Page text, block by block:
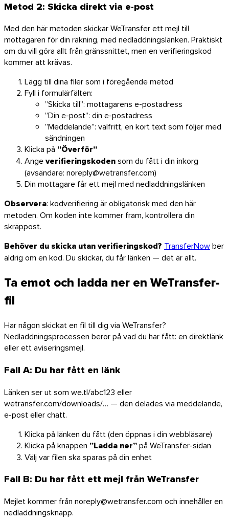
Android
Chrome & Gmail
Metod 2: Skicka direkt via e-post
Med den här metoden skickar WeTransfer ett mejl till
mottagaren för din räkning, med nedladdningslänken. Praktiskt
om du vill göra allt från gränssnittet, men en verifieringskod
kommer att krävas.
Lägg till dina filer som i föregående metod
Fyll i formulärfälten:
”Skicka till”: mottagarens e-postadress
”Din e-post”: din e-postadress
”Meddelande”: valfritt, en kort text som följer med
sändningen
Klicka på ”Överför”
Angeverifieringskodensom du fått i din inkorg
(avsändare: noreply@wetransfer.com)
Din mottagare får ett mejl med nedladdningslänken
Observera: kodverifiering är obligatorisk med den här
metoden. Om koden inte kommer fram, kontrollera din
skräppost.
Behöver du skicka utan verifieringskod? TransferNowber
aldrig om en kod. Du skickar, du får länken — det är allt.
Ta emot och ladda ner en WeTransfer-
fil
Har någon skickat en fil till dig via WeTransfer?
Nedladdningsprocessen beror på vad du har fått: en direktlänk
eller ett aviseringsmejl.
Fall A: Du har fått en länk
Länken ser ut som we.tl/abc123 eller
wetransfer.com/downloads/… — den delades via meddelande,
e-post eller chatt.
Klicka på länken du fått (den öppnas i din webbläsare)
Klicka på knappen ”Ladda ner”på WeTransfer-sidan
Välj var filen ska sparas på din enhet
Fall B: Du har fått ett mejl från WeTransfer
Mejlet kommer från noreply@wetransfer.com och innehåller en
nedladdningsknapp.